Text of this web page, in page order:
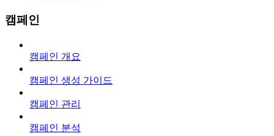
캠페인
캠페인 개요
캠페인 생성 가이드
캠페인 관리
캠페인 분석